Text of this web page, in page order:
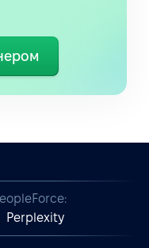
Perplexity